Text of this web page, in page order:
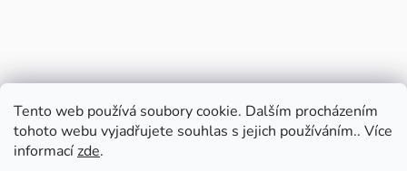
Tento web používá soubory cookie. Dalším procházením
tohoto webu vyjadřujete souhlas s jejich používáním.. Více
informacízde.